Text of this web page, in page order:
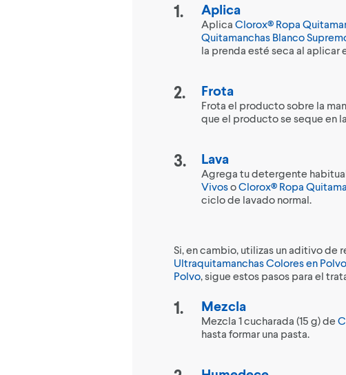
Aplica
Aplica Clorox® Ropa
Quitamanchas Blanco
la prenda esté seca al aplicar
Frota
Frota el producto sobre la
que el producto se seque en
Lava
Agrega tu detergente
VivosoClorox® Ropa
ciclo de lavado normal.
Si, en cambio, utilizas un aditivo de
Ultraquitamanchas Colores en Polvo
Polvo, sigue estos pasos para el
Mezcla
Mezcla 1 cucharada (15 g) de
hasta formar una pasta.